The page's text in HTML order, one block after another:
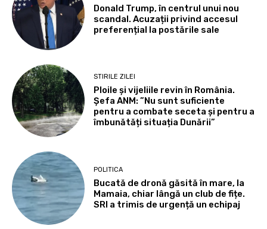
Donald Trump, în centrul unui nou
scandal. Acuzații privind accesul
preferențial la postările sale
STIRILE ZILEI
Ploile și vijeliile revin în România.
Șefa ANM: ”Nu sunt suficiente
pentru a combate seceta și pentru a
îmbunătăți situația Dunării”
POLITICA
Bucată de dronă găsită în mare, la
Mamaia, chiar lângă un club de fițe.
SRI a trimis de urgență un echipaj